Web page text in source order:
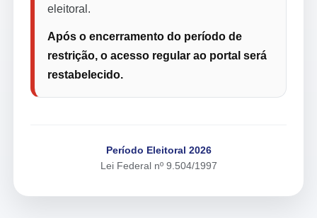
eleitoral.
Após o encerramento do período de
restrição, o acesso regular ao portal será
restabelecido.
Período Eleitoral 2026
Lei Federal nº 9.504/1997